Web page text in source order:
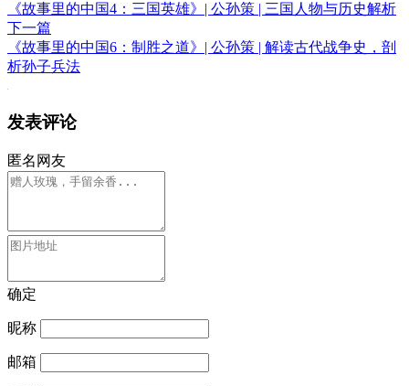
《故事里的中国4：三国英雄》| 公孙策 | 三国人物与历史解析
下一篇
《故事里的中国6：制胜之道》| 公孙策 | 解读古代战争史，剖
析孙子兵法
发表评论
匿名网友
确定
昵称
邮箱